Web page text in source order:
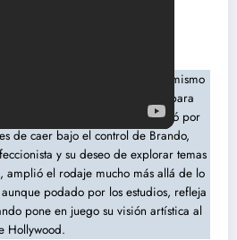
de una obra maestra
es en sí mismo
inicialmente como un proyecto para
Sam Peckinpah, la película pasó por
de caer bajo el control de Brando,
y su deseo de explorar temas
amplió el rodaje mucho más allá de lo
podado por los estudios, refleja
pone en juego su visión artística al
Hollywood.